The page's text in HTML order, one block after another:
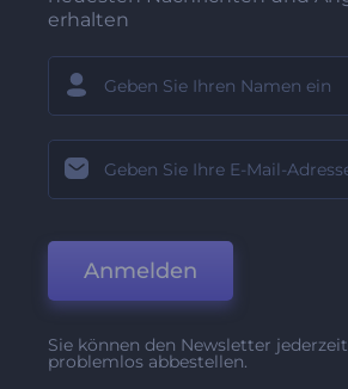
erhalten
Anmelden
Sie können den Newsletter jederzeit
problemlos abbestellen.